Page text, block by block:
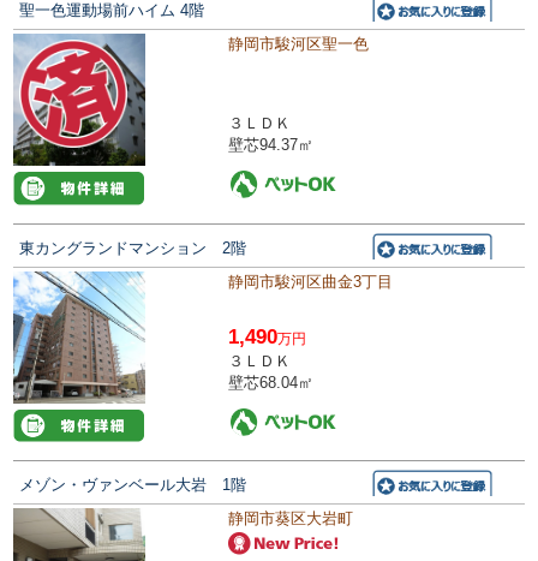
聖一色運動場前ハイム 4階
静岡市駿河区聖一色
３ＬＤＫ
壁芯94.37㎡
東カングランドマンション 2階
静岡市駿河区曲金3丁目
1,490万円
３ＬＤＫ
壁芯68.04㎡
メゾン・ヴァンベール大岩 1階
静岡市葵区大岩町